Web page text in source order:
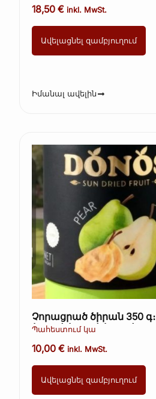
18,50 € inkl. MwSt.
Ավելացնել զամբյուղում
Իմանալ ավելին
Չորացրած ծիրան 350 գ։
(Kopie) (Kopie) (Kopie)
Պահեստում կա
10,00 € inkl. MwSt.
Ավելացնել զամբյուղում